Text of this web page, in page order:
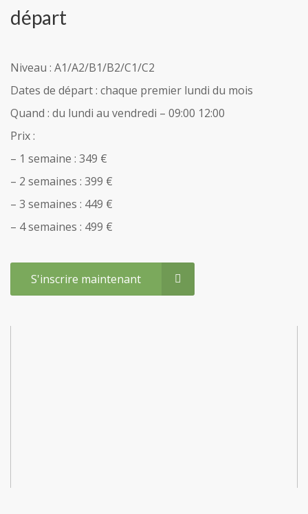
départ
Niveau : A1/A2/B1/B2/C1/C2
Dates de départ : chaque premier lundi du mois
Quand : du lundi au vendredi – 09:00 12:00
Prix :
– 1 semaine : 349 €
– 2 semaines : 399 €
– 3 semaines : 449 €
– 4 semaines : 499 €
S'inscrire maintenant